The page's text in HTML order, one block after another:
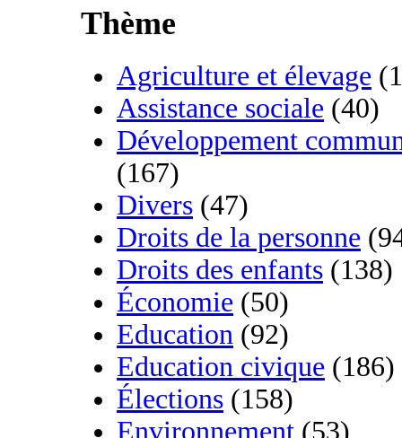
Thème
Agriculture et élevage
Assistance sociale (40)
Développement
(167)
Divers (47)
Droits de la personne
Droits des enfants (138)
Économie (50)
Education (92)
Education civique (186)
Élections (158)
Environnement (53)